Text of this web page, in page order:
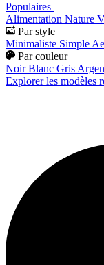
Populaires
Alimentation Nature
Par style
Minimaliste Simple
Par couleur
Noir Blanc Gris
Explorer les modèles